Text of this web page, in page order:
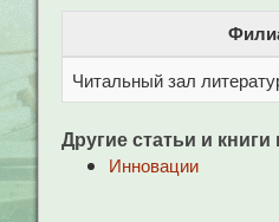
Читальный зал
Другие статьи и
Инновации